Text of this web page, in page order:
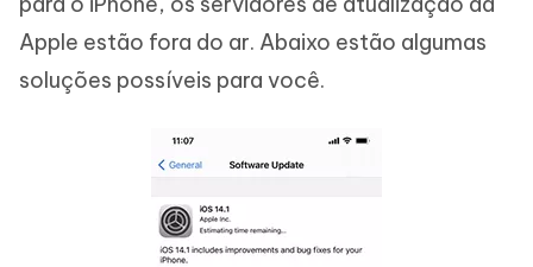
Apple estão fora do ar. Abaixo estão algumas
soluções possíveis para você.